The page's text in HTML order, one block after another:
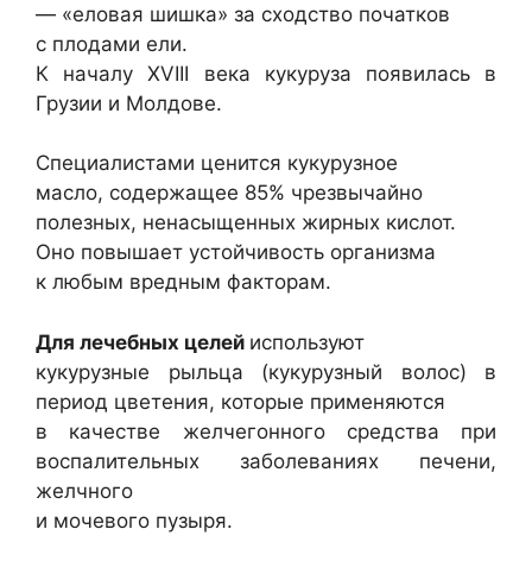
— «еловая шишка» за сходство початков
с плодами ели.
К началу XVIII века кукуруза появилась в
Грузии и Молдове.
Специалистами ценится кукурузное
масло, содержащее 85% чрезвычайно
полезных, ненасыщенных жирных кислот.
Оно повышает устойчивость организма
к любым вредным факторам.
Для лечебных целей используют
кукурузные рыльца (кукурузный волос) в
период цветения, которые применяются
в качестве желчегонного средства при
воспалительных заболеваниях печени,
желчного
и мочевого пузыря.